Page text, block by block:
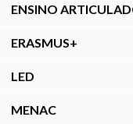
ENSINO
ERASMUS+
LED
MENAC